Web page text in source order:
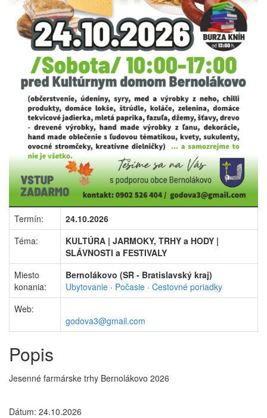
Termín:
24.10.2026
Téma:
KULTÚRA | JARMOKY, TRHY a HODY |
SLÁVNOSTI a FESTIVALY
Miesto
konania:
Bernolákovo (SR - Bratislavský kraj)
Ubytovanie · Počasie · Cestovné poriadky
Web:
godova3@gmail.com
Popis
Jesenné farmárske trhy Bernolákovo 2026
Dátum: 24.10.2026